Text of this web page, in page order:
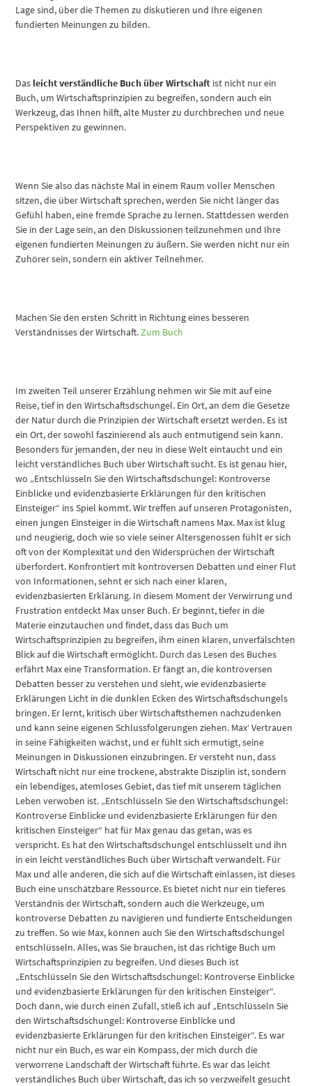
Lage sind, über die Themen zu diskutieren und Ihre eigenen
fundierten Meinungen zu bilden.
Das leicht verständliche Buch über Wirtschaft ist nicht nur ein
Buch, um Wirtschaftsprinzipien zu begreifen, sondern auch ein
Werkzeug, das Ihnen hilft, alte Muster zu durchbrechen und neue
Perspektiven zu gewinnen.
Wenn Sie also das nächste Mal in einem Raum voller Menschen
sitzen, die über Wirtschaft sprechen, werden Sie nicht länger das
Gefühl haben, eine fremde Sprache zu lernen. Stattdessen werden
Sie in der Lage sein, an den Diskussionen teilzunehmen und Ihre
eigenen fundierten Meinungen zu äußern. Sie werden nicht nur ein
Zuhörer sein, sondern ein aktiver Teilnehmer.
Machen Sie den ersten Schritt in Richtung eines besseren
Verständnisses der Wirtschaft.Zum Buch
Im zweiten Teil unserer Erzählung nehmen wir Sie mit auf eine
Reise, tief in den Wirtschaftsdschungel. Ein Ort, an dem die Gesetze
der Natur durch die Prinzipien der Wirtschaft ersetzt werden. Es ist
ein Ort, der sowohl faszinierend als auch entmutigend sein kann.
Besonders für jemanden, der neu in diese Welt eintaucht und ein
leicht verständliches Buch über Wirtschaft sucht. Es ist genau hier,
wo „Entschlüsseln Sie den Wirtschaftsdschungel: Kontroverse
Einblicke und evidenzbasierte Erklärungen für den kritischen
Einsteiger“ ins Spiel kommt. Wir treffen auf unseren Protagonisten,
einen jungen Einsteiger in die Wirtschaft namens Max. Max ist klug
und neugierig, doch wie so viele seiner Altersgenossen fühlt er sich
oft von der Komplexität und den Widersprüchen der Wirtschaft
überfordert. Konfrontiert mit kontroversen Debatten und einer Flut
von Informationen, sehnt er sich nach einer klaren,
evidenzbasierten Erklärung. In diesem Moment der Verwirrung und
Frustration entdeckt Max unser Buch. Er beginnt, tiefer in die
Materie einzutauchen und findet, dass das Buch um
Wirtschaftsprinzipien zu begreifen, ihm einen klaren, unverfälschten
Blick auf die Wirtschaft ermöglicht. Durch das Lesen des Buches
erfährt Max eine Transformation. Er fängt an, die kontroversen
Debatten besser zu verstehen und sieht, wie evidenzbasierte
Erklärungen Licht in die dunklen Ecken des Wirtschaftsdschungels
bringen. Er lernt, kritisch über Wirtschaftsthemen nachzudenken
und kann seine eigenen Schlussfolgerungen ziehen. Max‘ Vertrauen
in seine Fähigkeiten wächst, und er fühlt sich ermutigt, seine
Meinungen in Diskussionen einzubringen. Er versteht nun, dass
Wirtschaft nicht nur eine trockene, abstrakte Disziplin ist, sondern
ein lebendiges, atemloses Gebiet, das tief mit unserem täglichen
Leben verwoben ist. „Entschlüsseln Sie den Wirtschaftsdschungel:
Kontroverse Einblicke und evidenzbasierte Erklärungen für den
kritischen Einsteiger“ hat für Max genau das getan, was es
verspricht. Es hat den Wirtschaftsdschungel entschlüsselt und ihn
in ein leicht verständliches Buch über Wirtschaft verwandelt. Für
Max und alle anderen, die sich auf die Wirtschaft einlassen, ist dieses
Buch eine unschätzbare Ressource. Es bietet nicht nur ein tieferes
Verständnis der Wirtschaft, sondern auch die Werkzeuge, um
kontroverse Debatten zu navigieren und fundierte Entscheidungen
zu treffen. So wie Max, können auch Sie den Wirtschaftsdschungel
entschlüsseln. Alles, was Sie brauchen, ist das richtige Buch um
Wirtschaftsprinzipien zu begreifen. Und dieses Buch ist
„Entschlüsseln Sie den Wirtschaftsdschungel: Kontroverse Einblicke
und evidenzbasierte Erklärungen für den kritischen Einsteiger“.
Doch dann, wie durch einen Zufall, stieß ich auf „Entschlüsseln Sie
den Wirtschaftsdschungel: Kontroverse Einblicke und
evidenzbasierte Erklärungen für den kritischen Einsteiger“. Es war
nicht nur ein Buch, es war ein Kompass, der mich durch die
verworrene Landschaft der Wirtschaft führte. Es war das leicht
verständliches Buch über Wirtschaft, das ich so verzweifelt gesucht